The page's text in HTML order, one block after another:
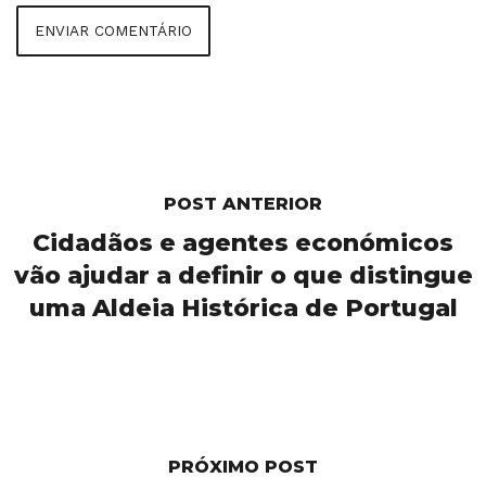
POST ANTERIOR
Cidadãos e agentes económicos
vão ajudar a definir o que distingue
uma Aldeia Histórica de Portugal
PRÓXIMO POST